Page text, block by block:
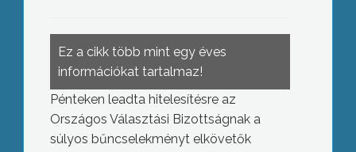
Ez a cikk több mint egy éves
információkat tartalmaz!
Pénteken leadta hitelesítésre az
Országos Választási Bizottságnak a
súlyos bűncselekményt elkövetők